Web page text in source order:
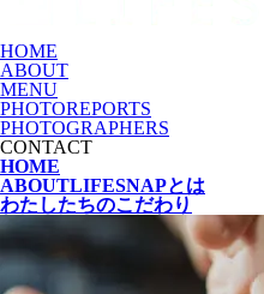
HOME
ABOUT
MENU
PHOTOREPORTS
PHOTOGRAPHERS
CONTACT
HOME
ABOUTLIFESNAPとは
わたしたちのこだわり